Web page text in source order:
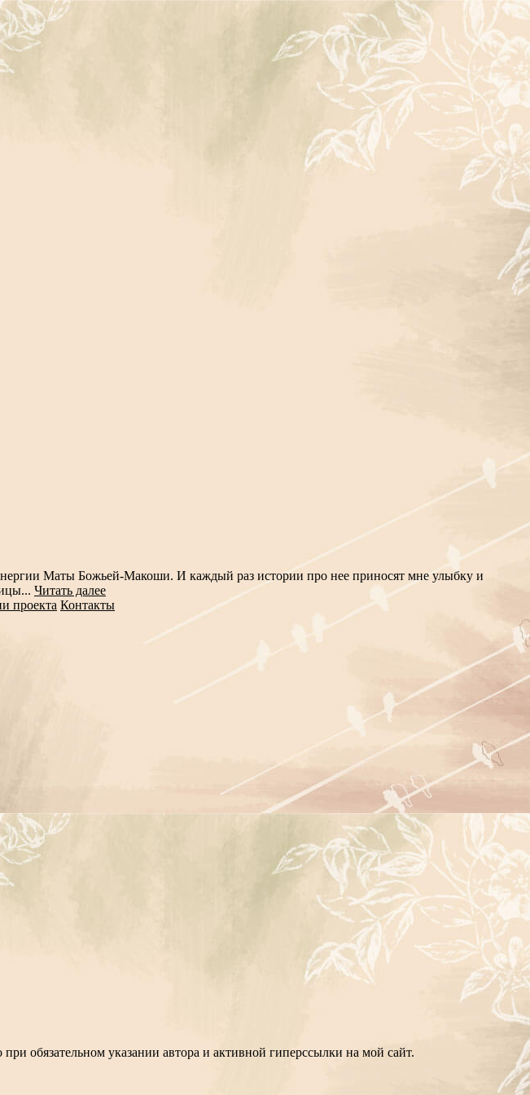
Маты Божьей-Макоши. И каждый раз истории про нее приносят мне улыбку и
Читать далее
проекта Контакты
обязательном указании автора и активной гиперссылки на мой сайт.